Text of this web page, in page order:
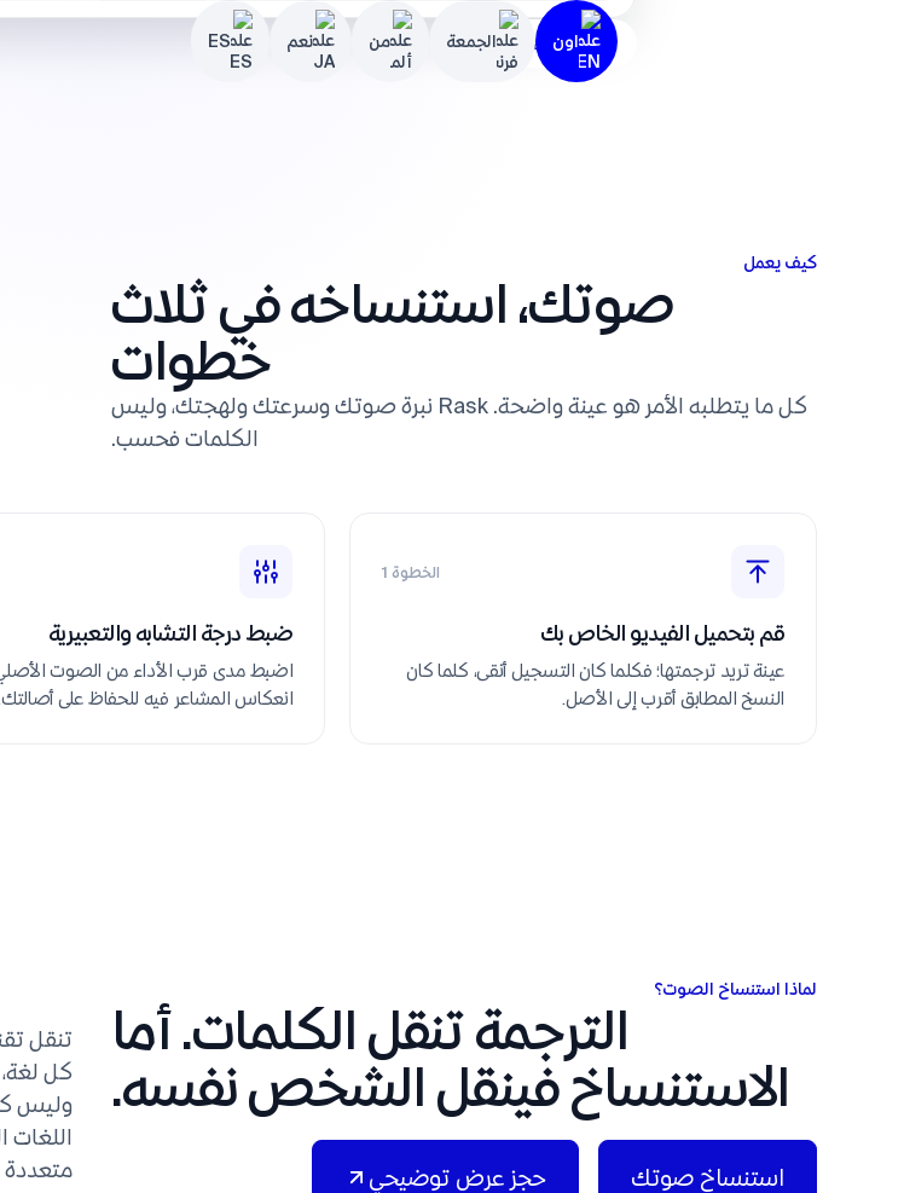
اون الجمعة من نعم ES العب بالصوت
كيف يعمل
صوتك، استنساخه في ثلاث
خطوات
كل ما يتطلبه الأمر هو عينة واضحة. Rask نبرة صوتك وسرعتك ولهجتك، وليس
الكلمات فحسب.
الخطوة 1
قم بتحميل الفيديو الخاص بك
عينة تريد ترجمتها؛ فكلما كان التسجيل أنقى، كلما كان
النسخ المطابق أقرب إلى الأصل.
ضبط درجة التشابه والتعبيرية
اضبط مدى قرب الأداء من الصوت
انعكاس المشاعر فيه للحفاظ على أصالتك.
لماذا استنساخ الصوت؟
الترجمة تنقل الكلمات. أما
الاستنساخ فينقل الشخص نفسه.
استنساخ صوتك حجز عرض توضيحي
تنقل
كل
وليس
اللغات